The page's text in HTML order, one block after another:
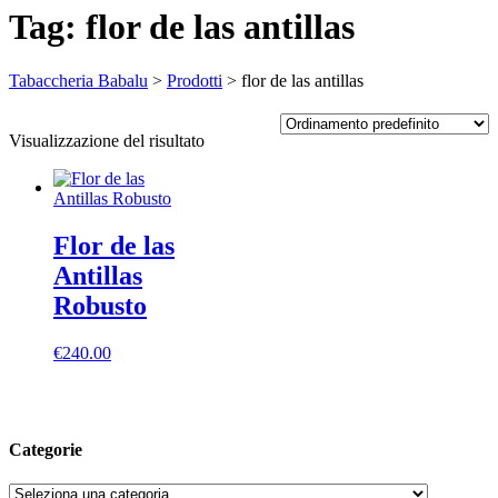
Tag: flor de las antillas
Tabaccheria Babalu > Prodotti > flor de las antillas
Visualizzazione del risultato
Flor de las
Antillas
Robusto
€240.00
Categorie